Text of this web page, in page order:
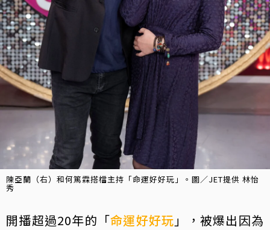
陳亞蘭（右）和何篤霖搭檔主持「命運好好玩」。圖／JET提供 林怡
秀
開播超過20年的「命運好好玩 」，被爆出因為